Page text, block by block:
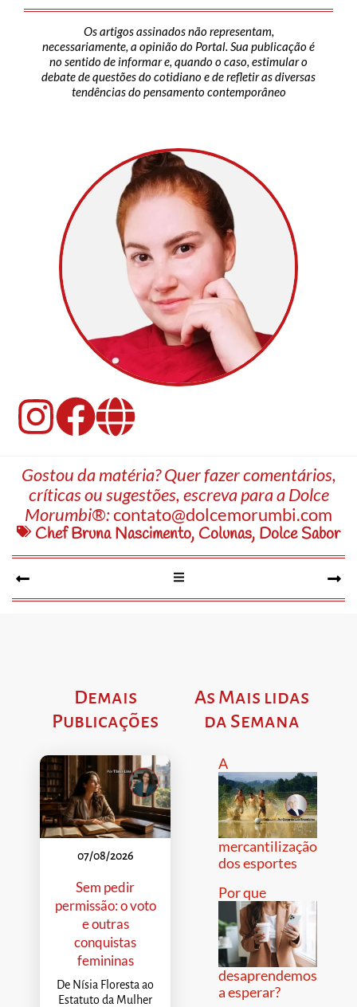
Os artigos assinados não representam,
necessariamente, a opinião do Portal. Sua publicação é
no sentido de informar e, quando o caso, estimular o
debate de questões do cotidiano e de refletir as diversas
tendências do pensamento contemporâneo
Gostou da matéria? Quer fazer comentários,
críticas ou sugestões, escreva para a Dolce
Morumbi®:contato@dolcemorumbi.com
Chef Bruna Nascimento, Colunas, Dolce Sabor
Demais
Publicações
07/08/2026
Sem pedir
permissão: o voto
e outras
conquistas
femininas
De Nísia Floresta ao
Estatuto da Mulher
As Mais lidas
da Semana
A
mercantilização
dos esportes
Por que
desaprendemos
a esperar?